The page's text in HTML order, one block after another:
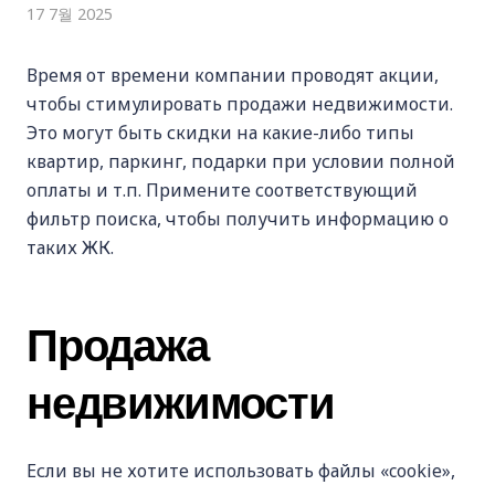
17 7월 2025
Время от времени компании проводят акции,
чтобы стимулировать продажи недвижимости.
Это могут быть скидки на какие-либо типы
квартир, паркинг, подарки при условии полной
оплаты и т.п. Примените соответствующий
фильтр поиска, чтобы получить информацию о
таких ЖК.
Продажа
недвижимости
Если вы не хотите использовать файлы «cookie»,